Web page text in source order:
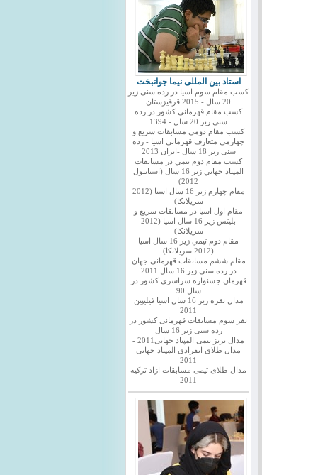
استاد بین المللی نیما جوانبخت
کسب مقام سوم اسیا در رده سنی زیر
20 سال - 2015 قرقیزستان
کسب مقام قهرمانی کشور در رده
سنی زیر 20 سال - 1394
کسب مقام دومی مسابقات سریع و
چهارمی متعارف قهرمانی اسیا - رده
سنی زیر 18 سال -ایران 2013
كسب مقام دوم تيمي در مسابقات
المپياد جهاني زير 16 سال (استانبول
2012)
مقام چهارم زير 16 سال اسيا (2012
سريلانكا)
مقام اول اسيا در مسابقات سريع و
بليتس زير 16 سال اسيا (2012
سريلانكا)
مقام دوم تيمي زير 16 سال اسيا
(2012 سريلانكا)
مقام ششم مسابقات قهرمانی جهان
در رده سنی زیر 16 سال 2011
قهرمان جشنواره سراسری کشور در
سال 90
مدال نقره زیر 16 سال اسیا فیلیپین
2011
نفر سوم مسابقات قهرمانی کشور در
رده سنی زیر 16 سال
مدال برنز تیمی المپیاد جهانی2011 -
مدال طلای انفرادی المپیاد جهانی
2011
مدال طلای تیمی مسابقات ازاد ترکیه
2011